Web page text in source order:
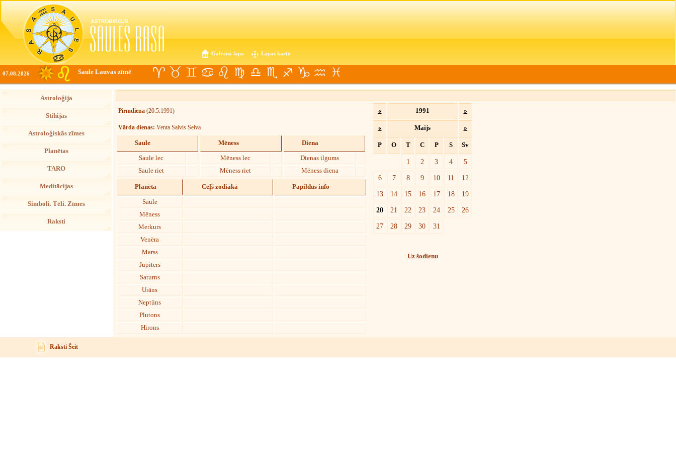
Galvenā lapa Lapas karte
07.08.2026 Saule Lauvas zīmē
Astroloģija
Stihijas
Astroloģiskās zīmes
Planētas
TARO
Meditācijas
Simboli. Tēli. Zīmes
Raksti
Pirmdiena (20.5.1991)
Vārda dienas: Venta Salvis Selva
Saule
Saule lec
Saule riet
Mēness
Mēness lec
Mēness riet
Diena
Dienas ilgums
Mēness diena
Planēta Ceļš zodiakā Papildus info
Saule
Mēness
Merkurs
Venēra
Marss
Jupiters
Saturns
Urāns
Neptūns
Plutons
Hīrons
« 1991 »
« Maijs »
P O T C P S Sv
1 2 3 4
5
6
7 8 9 10 11
12
13
14 15 16 17 18
19
20
21 22 23 24 25
26
27
28 29 30 31
Uz šodienu
Raksti Šeit